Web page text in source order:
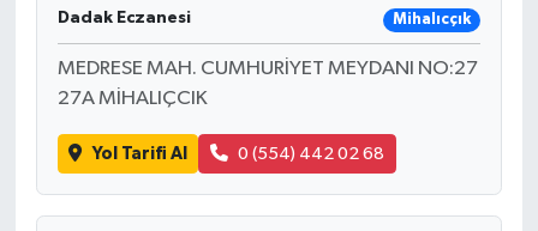
Dadak Eczanesi Mihalıcçık
MEDRESE MAH. CUMHURİYET MEYDANI NO:27
27A MİHALIÇCIK
Yol Tarifi Al 0 (554) 442 02 68